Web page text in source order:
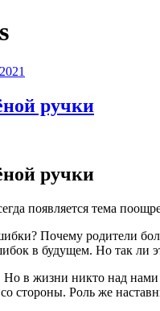
ручки
ручки
появляется тема
Почему родители
в будущем. Но так ли
Но в жизни никто над
стороны. Роль же